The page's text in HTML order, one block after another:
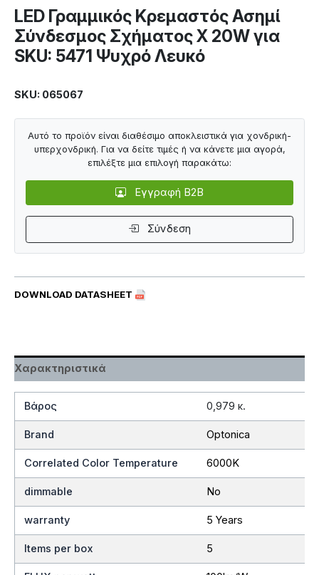
LED Γραμμικός Κρεμαστός Ασημί
Σύνδεσμος Σχήματος Χ 20W για
SKU: 5471 Ψυχρό Λευκό
SKU: 065067
DOWNLOAD DATASHEET
Αυτό το προϊόν είναι διαθέσιμο αποκλειστικά για χονδρική-
υπερχονδρική. Για να δείτε τιμές ή να κάνετε μια αγορά,
επιλέξτε μια επιλογή παρακάτω:
Εγγραφή B2B
Σύνδεση
Χαρακτηριστικά
Βάρος 0,979 κ.
Brand Optonica
Correlated Color Temperature 6000K
dimmable No
warranty 5 Years
Items per box 5